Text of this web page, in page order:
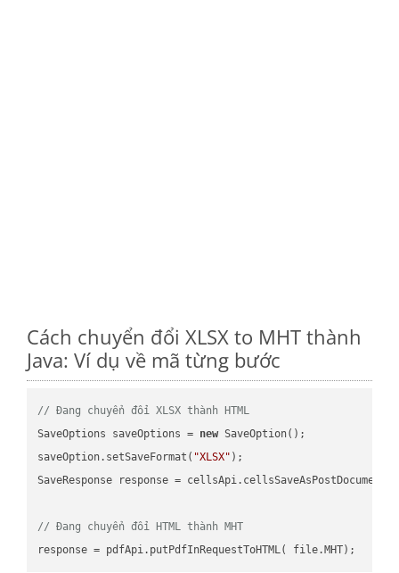
Cách chuyển đổi XLSX to MHT thành
Java: Ví dụ về mã từng bước
// Đang chuyển đổi XLSX thành HTML
SaveOptions saveOptions = new SaveOption();
saveOption.setSaveFormat( "XLSX" );
SaveResponse response =
// Đang chuyển đổi HTML thành MHT